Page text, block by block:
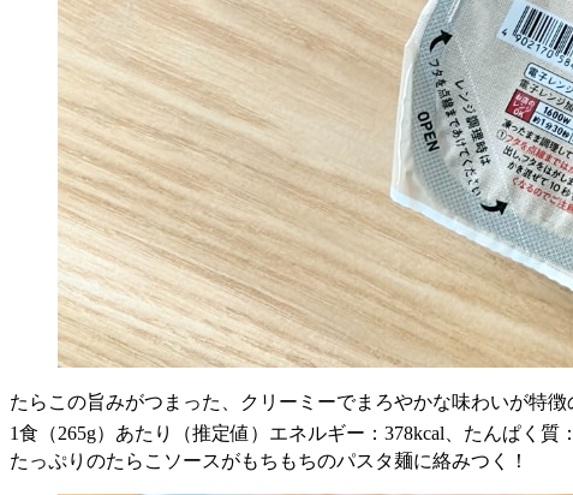
たらこの旨みがつまった、クリーミーでまろやかな味わいが特
1食（265g）あたり（推定値）エネルギー：378kcal、たんぱく質
たっぷりのたらこソースがもちもちのパスタ麺に絡みつく！